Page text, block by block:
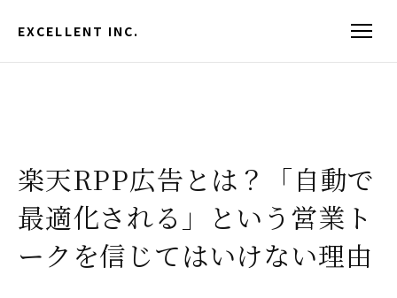
EXCELLENT INC.
楽天RPP広告とは？「自動で
最適化される」という営業ト
ークを信じてはいけない理由